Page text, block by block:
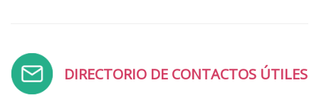
DIRECTORIO DE CONTACTOS ÚTILES